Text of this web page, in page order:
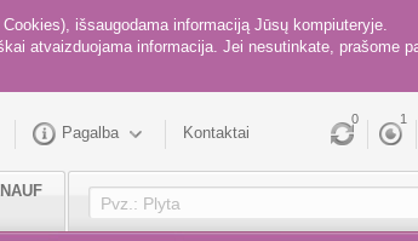
išsaugodama informaciją Jūsų kompiuteryje.
atvaizduojama informacija. Jei nesutinkate, prašome
0 1
Pagalba Kontaktai